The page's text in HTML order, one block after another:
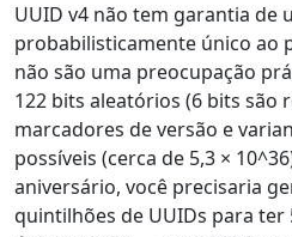
UUID v4 não tem garantia de
probabilisticamente único ao
não são uma preocupação
122 bits aleatórios (6 bits são
marcadores de versão e
possíveis (cerca de 5,3 ×
aniversário, você precisaria
quintilhões de UUIDs para ter